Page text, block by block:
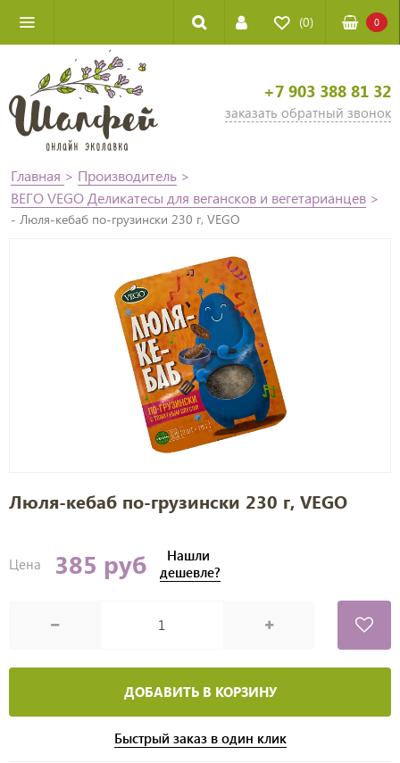
(0) 0
+7 903 388 81 32
заказать обратный звонок
Главная > Производитель >
ВЕГО VEGO Деликатесы для вегансков и вегетарианцев >
- Люля-кебаб по-грузински 230 г, VEGO
Люля-кебаб по-грузински 230 г, VEGO
Цена 385 руб
Нашли
дешевле?
ДОБАВИТЬ В КОРЗИНУ
Быстрый заказ в один клик